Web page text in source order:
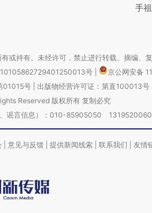
手
或持有。未经许可，禁止进行转载、摘编、
号
京公网安备
01015号| 出版物经营许可证：第直100013号
Reserved 版权所有 复制必究
、谣言信息）：010-85905050
意见与反馈 提供新闻线索 联系我们 友情